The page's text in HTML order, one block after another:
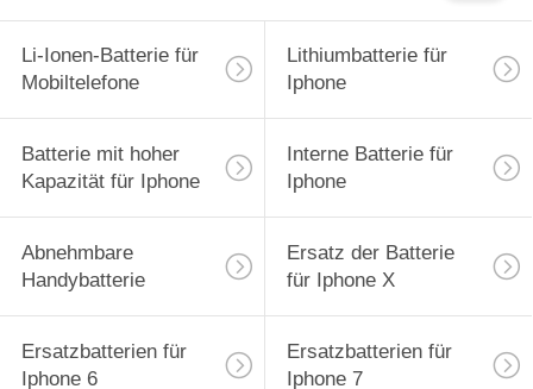
Li-Ionen-Batterie für
Mobiltelefone
Lithiumbatterie für
Iphone
Batterie mit hoher
Kapazität für Iphone
Interne Batterie für
Iphone
Abnehmbare
Handybatterie
Ersatz der Batterie
für Iphone X
Ersatzbatterien für
Iphone 6
Ersatzbatterien für
Iphone 7